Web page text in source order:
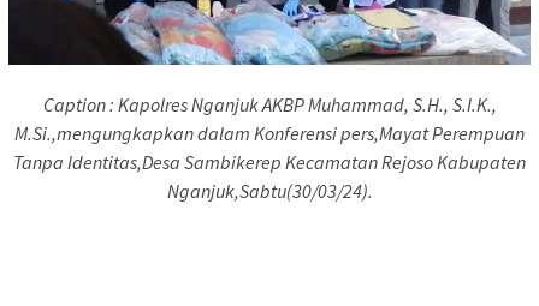
Caption : Kapolres Nganjuk AKBP Muhammad, S.H., S.I.K.,
M.Si.,mengungkapkan dalam Konferensi pers,Mayat Perempuan
Tanpa Identitas,Desa Sambikerep Kecamatan Rejoso Kabupaten
Nganjuk,Sabtu(30/03/24).